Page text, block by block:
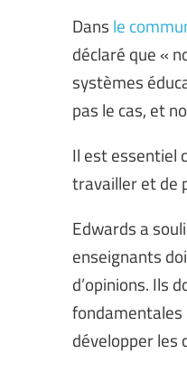
Dans le
déclaré que «
systèmes
pas le cas, et
Il est essentiel
travailler et de
Edwards a
enseignants
d’opinions. Ils
fondamentales
développer les